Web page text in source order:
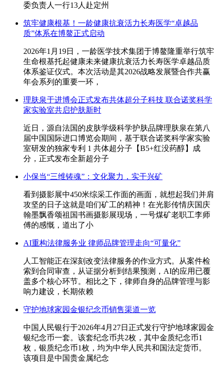
委负责人一行13人赴定州
筑牢健康根基！一龄健康抗衰活力长寿医学“卓越品
质”体系在博鳌正式启动
2026年1月19日，一龄医学技术集团于博鳌隆重举行筑牢
生命根基托起健康未来健康抗衰活力长寿医学卓越品质
体系鉴证仪式。本次活动是其2026战略发展暨合作共赢
年会系列的重要一环，
理肤泉于进博会正式发布共体超分子科技 联合诺奖科学
家实验室共启护肤新时
近日，源自法国的皮肤学级科学护肤品牌理肤泉在第八
届中国国际进口博览会期间，基于联合诺奖科学家实验
室研发的独家专利 1 共体超分子【B5+红没药醇】成
分，正式发布全新超分子
小保当“三维铸魂”：文化聚力，实干兴矿
看到摄影展中450米综采工作面的画面，就想起我们并肩
攻坚的日子这就是咱们矿工的精神！在光影传情庆国庆
翰墨飘香颂祖国书画摄影展现场，一号煤矿老职工李师
傅的感慨，道出了小
AI重构法律服务业 律师品牌管理走向“可量化”
人工智能正在深刻改变法律服务的作业方式。从案件检
索到合同审查，从证据分析到结果预测，AI的应用已覆
盖多个核心环节。相比之下，律师自身的品牌管理与影
响力建设，长期依赖
守护地球家园金银纪念币销售渠道一览
中国人民银行于2026年4月27日正式发行守护地球家园金
银纪念币一套。该套纪念币共2枚，其中金质纪念币1
枚，银质纪念币1枚，均为中华人民共和国法定货币。
该项目是中国贵金属纪念